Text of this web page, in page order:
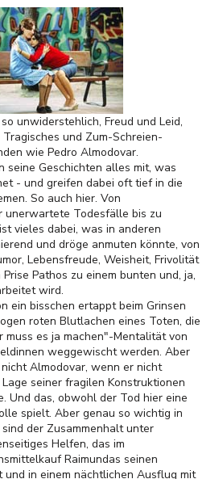
unwiderstehlich, Freud und Leid,
und Zum-Schreien-
wie Pedro Almodovar.
seine Geschichten alles mit, was
- und greifen dabei oft tief in die
So auch hier. Von
unerwartete Todesfälle bis zu
vieles dabei, was in anderen
und dröge anmuten könnte, von
Lebensfreude, Weisheit, Frivolität
Pathos zu einem bunten und, ja,
wird.
ein bisschen ertappt beim Grinsen
roten Blutlachen eines Toten, die
muss es ja machen"-Mentalität von
weggewischt werden. Aber
Almodovar, wenn er nicht
seiner fragilen Konstruktionen
Und das, obwohl der Tod hier eine
spielt. Aber genau so wichtig in
der Zusammenhalt unter
Helfen, das im
Raimundas seinen
und in einem nächtlichen Ausflug mit